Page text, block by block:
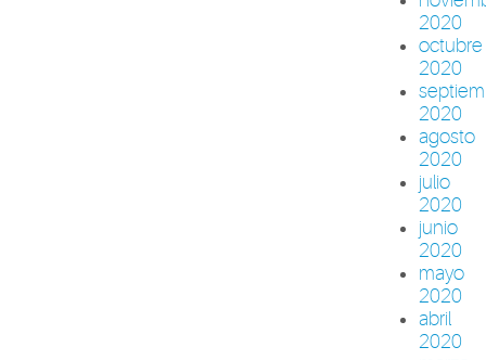
2020
octubre
2020
2020
agosto
2020
julio
2020
junio
2020
mayo
2020
abril
2020